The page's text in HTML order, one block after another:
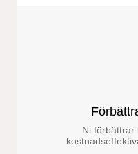
Ni förbättrar